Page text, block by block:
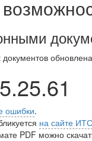
документов
ошибки.
на сайте ИТС
PDF можно